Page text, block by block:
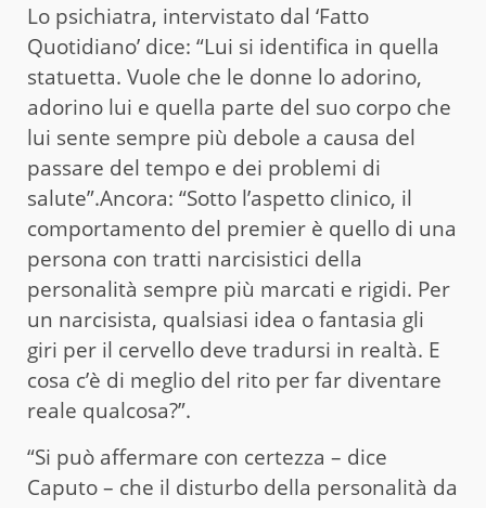
Lo psichiatra, intervistato dal ‘Fatto
Quotidiano’ dice: “Lui si identifica in quella
statuetta. Vuole che le donne lo adorino,
adorino lui e quella parte del suo corpo che
lui sente sempre più debole a causa del
passare del tempo e dei problemi di
salute”.Ancora: “Sotto l’aspetto clinico, il
comportamento del premier è quello di una
persona con tratti narcisistici della
personalità sempre più marcati e rigidi. Per
un narcisista, qualsiasi idea o fantasia gli
giri per il cervello deve tradursi in realtà. E
cosa c’è di meglio del rito per far diventare
reale qualcosa?”.
“Si può affermare con certezza – dice
Caputo – che il disturbo della personalità da